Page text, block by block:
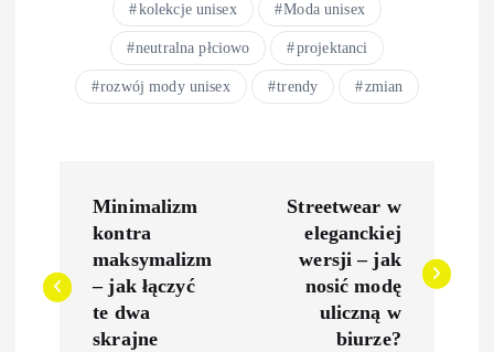
kolekcje unisex Moda unisex
neutralna płciowo projektanci
rozwój mody unisex trendy zmian
w
Minimalizm
kontra
maksymalizm
– jak łączyć
te dwa
skrajne
Streetwear w
eleganckiej
wersji – jak
nosić modę
uliczną w
biurze?